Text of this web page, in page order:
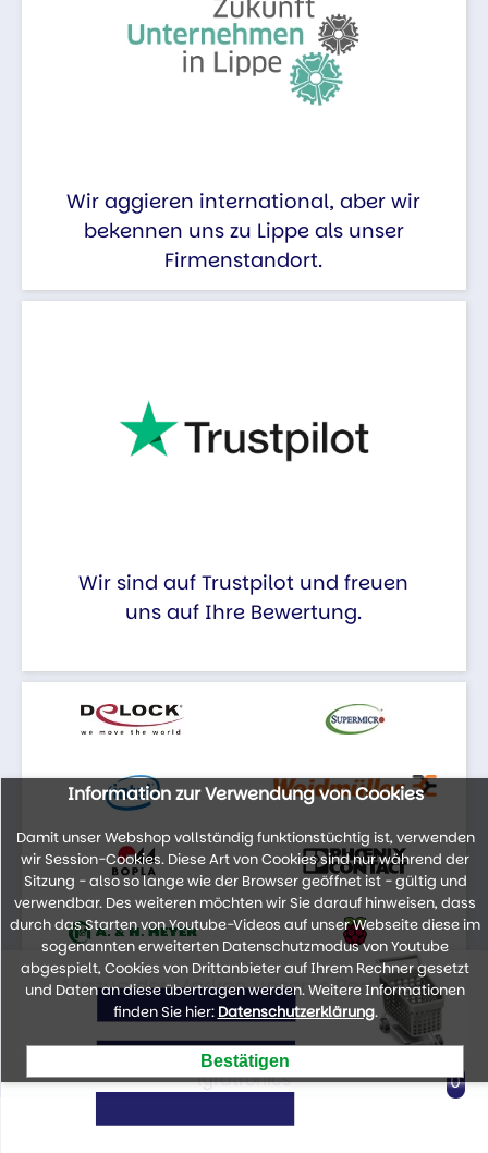
Wir aggieren international, aber wir
bekennen uns zu Lippe als unser
Firmenstandort.
Wir sind auf Trustpilot und freuen
uns auf Ihre Bewertung.
Auszug der Marken unseres Portfolios
lyratronics
Information zur Verwendung von Cookies
Damit unser Webshop vollständig funktionstüchtig ist, verwenden
wir Session-Cookies. Diese Art von Cookies sind nur während der
Sitzung - also so lange wie der Browser geöffnet ist - gültig und
verwendbar. Des weiteren möchten wir Sie darauf hinweisen, dass
durch das Starten von Youtube-Videos auf unser Webseite diese im
sogenannten erweiterten Datenschutzmodus von Youtube
abgespielt, Cookies von Drittanbieter auf Ihrem Rechner gesetzt
und Daten an diese übertragen werden. Weitere Informationen
finden Sie hier: Datenschutzerklärung.
0